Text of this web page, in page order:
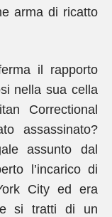
arma di ricatto
il rapporto
nella sua cella
Correctional
assassinato?
assunto dal
l’incarico di
City ed era
si tratti di un